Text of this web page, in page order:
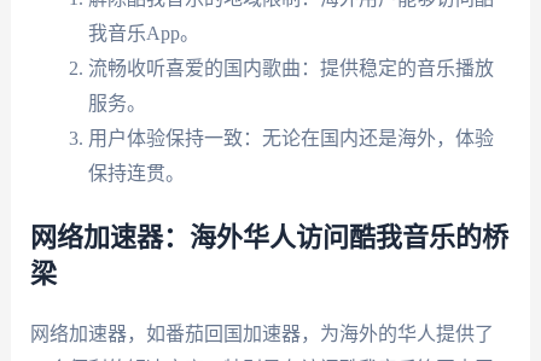
我音乐App。
流畅收听喜爱的国内歌曲：提供稳定的音乐播放
服务。
用户体验保持一致：无论在国内还是海外，体验
保持连贯。
网络加速器：海外华人访问酷我音乐的桥
梁
网络加速器，如番茄回国加速器，为海外的华人提供了